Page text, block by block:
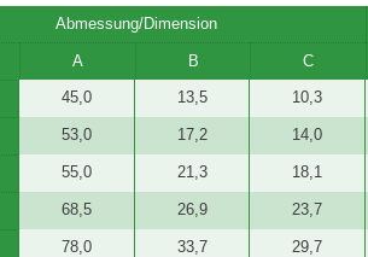
Abmessung/Dimension
A B C
45,0 13,5 10,3
53,0 17,2 14,0
55,0 21,3 18,1
68,5 26,9 23,7
78,0 33,7 29,7